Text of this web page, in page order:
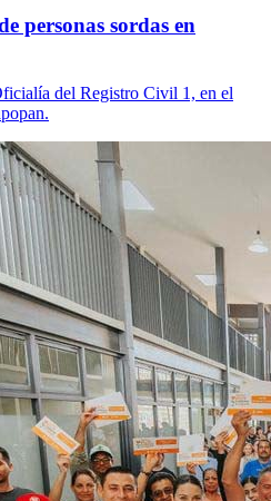
personas sordas en
del Registro Civil 1, en el